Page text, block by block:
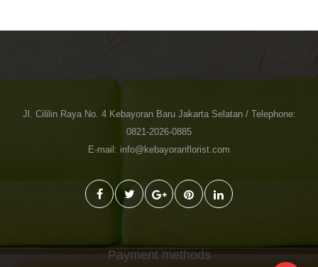
Jl. Cililin Raya No. 4 Kebayoran Baru Jakarta Selatan / Telephone:
0821-2026-0885
E-mail: info@kebayoranflorist.com
Payment methods